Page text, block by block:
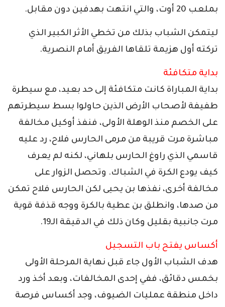
بملعب 20 أوت، والتي انتهت بهدفين دون مقابل.
ليتمكن الشباب بذلك من تخطي الأثر الكبير الذي
تركته أول هزيمة تلقاها الفريق أمام النصرية.
بداية متكافئة
بداية المباراة كانت متكافئة إلى حد بعيد، مع سيطرة
طفيفة لأصحاب الأرض الذين حاولوا بسط سيطرتهم
على الخصم منذ الوهلة الأولى، فنفذ أوكيل مخالفة
مباشرة مرت قريبة من مرمى الحارس فلاح، رد عليه
قاسمي الذي راوغ الحارس بلهاني، لكنه لم يعرف
كيف يودع الكرة في الشباك. وتحصل الزوار على
مخالفة أخرى، نفذها بن يحيى لكن الحارس فلاح تمكن
من صدها، وانطلق بن عطية بالكرة ووجه قذفة قوية
مرت جانبية بقليل وكان ذلك في الدقيقة الـ19.
أكساس يفتح باب التسجيل
هدف الشباب الأول جاء قبل نهاية المرحلة الأولى
بخمس دقائق، ففي إحدى المخالفات، وبعد أخذ ورد
داخل منطقة عمليات الضيوف، وجد أكساس فرصة